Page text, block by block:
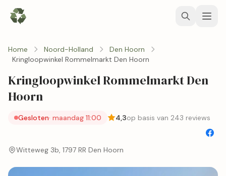
Home Noord-Holland
Den Hoorn
Kringloopwinkel Rommelmarkt Den Hoorn
Kringloopwinkel Rommelmarkt Den
Hoorn
Gesloten· maandag 11:00 4,3op basis van 243 reviews
Witteweg 3b, 1797 RR Den Hoorn